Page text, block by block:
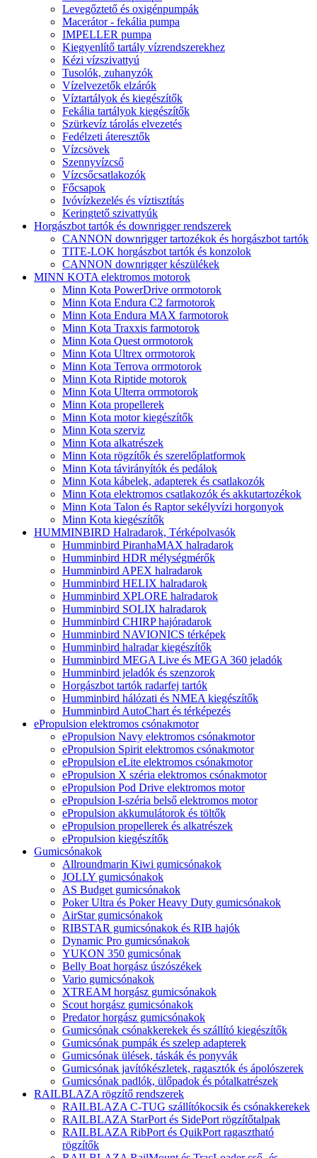
Levegőztető és oxigénpumpák
Macerátor - fekália pumpa
IMPELLER pumpa
Kiegyenlítő tartály vízrendszerekhez
Kézi vízszivattyú
Tusolók, zuhanyzók
Vízelvezetők elzárók
Víztartályok és kiegészítők
Fekália tartályok kiegészítők
Szürkevíz tárolás elvezetés
Fedélzeti áteresztők
Vízcsövek
Szennyvízcső
Vízcsőcsatlakozók
Főcsapok
Ivóvízkezelés és víztisztítás
Keringtető szivattyúk
Horgászbot tartók és downrigger rendszerek
CANNON downrigger tartozékok és horgászbot tartók
TITE-LOK horgászbot tartók és konzolok
CANNON downrigger készülékek
MINN KOTA elektromos motorok
Minn Kota PowerDrive orrmotorok
Minn Kota Endura C2 farmotorok
Minn Kota Endura MAX farmotorok
Minn Kota Traxxis farmotorok
Minn Kota Quest orrmotorok
Minn Kota Ultrex orrmotorok
Minn Kota Terrova orrmotorok
Minn Kota Riptide motorok
Minn Kota Ulterra orrmotorok
Minn Kota propellerek
Minn Kota motor kiegészítők
Minn Kota szerviz
Minn Kota alkatrészek
Minn Kota rögzítők és szerelőplatformok
Minn Kota távirányítók és pedálok
Minn Kota kábelek, adapterek és csatlakozók
Minn Kota elektromos csatlakozók és akkutartozékok
Minn Kota Talon és Raptor sekélyvízi horgonyok
Minn Kota kiegészítők
HUMMINBIRD Halradarok, Térképolvasók
Humminbird PiranhaMAX halradarok
Humminbird HDR mélységmérők
Humminbird APEX halradarok
Humminbird HELIX halradarok
Humminbird XPLORE halradarok
Humminbird SOLIX halradarok
Humminbird CHIRP hajóradarok
Humminbird NAVIONICS térképek
Humminbird halradar kiegészítők
Humminbird MEGA Live és MEGA 360 jeladók
Humminbird jeladók és szenzorok
Horgászbot tartók radarfej tartók
Humminbird hálózati és NMEA kiegészítők
Humminbird AutoChart és térképezés
ePropulsion elektromos csónakmotor
ePropulsion Navy elektromos csónakmotor
ePropulsion Spirit elektromos csónakmotor
ePropulsion eLite elektromos csónakmotor
ePropulsion X széria elektromos csónakmotor
ePropulsion Pod Drive elektromos motor
ePropulsion I-széria belső elektromos motor
ePropulsion akkumulátorok és töltők
ePropulsion propellerek és alkatrészek
ePropulsion kiegészítők
Gumicsónakok
Allroundmarin Kiwi gumicsónakok
JOLLY gumicsónakok
AS Budget gumicsónakok
Poker Ultra és Poker Heavy Duty gumicsónakok
AirStar gumicsónakok
RIBSTAR gumicsónakok és RIB hajók
Dynamic Pro gumicsónakok
YUKON 350 gumicsónak
Belly Boat horgász úszószékek
Vario gumicsónakok
XTREAM horgász gumicsónakok
Scout horgász gumicsónakok
Predator horgász gumicsónakok
Gumicsónak csónakkerekek és szállító kiegészítők
Gumicsónak pumpák és szelep adapterek
Gumicsónak ülések, táskák és ponyvák
Gumicsónak javítókészletek, ragasztók és ápolószerek
Gumicsónak padlók, ülőpadok és pótalkatrészek
RAILBLAZA rögzítő rendszerek
RAILBLAZA C-TUG szállítókocsik és csónakkerekek
RAILBLAZA StarPort és SidePort rögzítőtalpak
RAILBLAZA RibPort és QuikPort ragasztható
rögzítők